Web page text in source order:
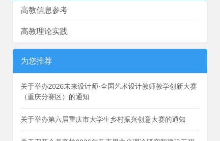
高教信息参考
高教理论实践
为您推荐
关于举办2026未来设计师·全国艺术设计教师教学创新大赛
（重庆分赛区）的通知
关于举办第六届重庆市大学生乡村振兴创意大赛的通知